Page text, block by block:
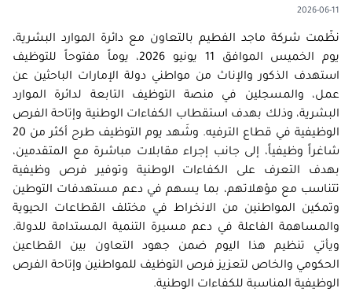
الاستراتيجية
كلمة المدير
الهيكل التنظيمي
بطاقة سعادتي
الباحثين عن عمل
التدريب والتطوير
الابتكار
المسؤولية المجتمعية
التأمين الصحي
المقالات
الاستبيانات
تواصل مع المدير
الاقتراحات
البيانات المفتوحة
التقارير والبيانات
مؤشرات الموارد البشرية
إحصاءات التوطين
بيانات الشركاء
سياسة البيانات المفتوحة
طلب بيانات إضافية
التشريعات والأنظمة
قانون الموارد البشرية
التعاميم
الثقافة القانونية
الأسئلة الشائعة
القوانين والتشريعات
المركز الإعلامي
الأخبار
الفعاليات
معرض الصور
معرض الفيديو
الإصدارات
الأرشيف
2026-06-11
نظّمت شركة ماجد الفطيم بالتعاون مع دائرة الموارد البشرية،
يوم الخميس الموافق 11 يونيو 2026، يوماً مفتوحاً للتوظيف
استهدف الذكور والإناث من مواطني دولة الإمارات الباحثين عن
عمل، والمسجلين في منصة التوظيف التابعة لدائرة الموارد
البشرية، وذلك بهدف استقطاب الكفاءات الوطنية وإتاحة الفرص
الوظيفية في قطاع الترفيه. وشَهد يوم التوظيف طرح أكثر من 20
شاغراً وظيفياً، إلى جانب إجراء مقابلات مباشرة مع المتقدمين،
بهدف التعرف على الكفاءات الوطنية وتوفير فرص وظيفية
تتناسب مع مؤهلاتهم، بما يسهم في دعم مستهدفات التوطين
وتمكين المواطنين من الانخراط في مختلف القطاعات الحيوية
والمساهمة الفاعلة في دعم مسيرة التنمية المستدامة للدولة.
ويأتي تنظيم هذا اليوم ضمن جهود التعاون بين القطاعين
الحكومي والخاص لتعزيز فرص التوظيف للمواطنين وإتاحة الفرص
الوظيفية المناسبة للكفاءات الوطنية.⁩